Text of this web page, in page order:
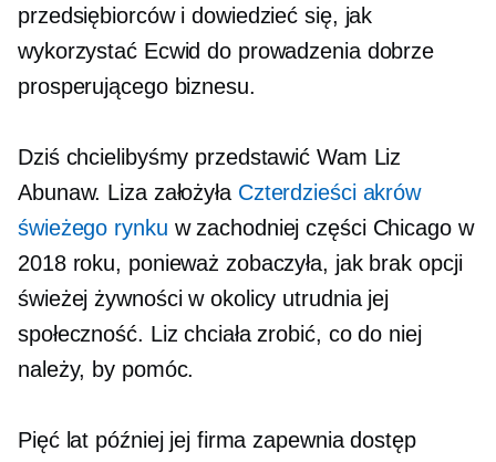
przedsiębiorców i dowiedzieć się, jak
wykorzystać Ecwid do prowadzenia dobrze
prosperującego biznesu.
Dziś chcielibyśmy przedstawić Wam Liz
Abunaw. Liza założyła Czterdzieści akrów
świeżego rynku w zachodniej części Chicago w
2018 roku, ponieważ zobaczyła, jak brak opcji
świeżej żywności w okolicy utrudnia jej
społeczność. Liz chciała zrobić, co do niej
należy, by pomóc.
Pięć lat później jej firma zapewnia dostęp